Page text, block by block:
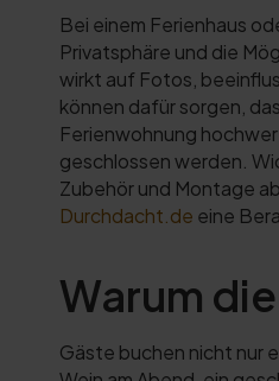
Bei einem Ferienhaus
Privatsphäre und die
wirkt auf Fotos,
können dafür sorgen,
Ferienwohnung
geschlossen werden.
Zubehör und Montage
Durchdacht.de eine
Warum
Gäste buchen nicht nur